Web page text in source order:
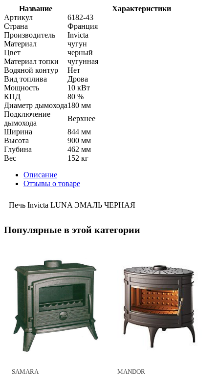
Название
Характеристики
Артикул
6182-43
Страна
Франция
Производитель
Invicta
Материал
чугун
Цвет
черный
Материал топки
чугунная
Водяной контур
Нет
Вид топлива
Дрова
Мощность
10 кВт
КПД
80 %
Диаметр дымохода180 мм
Подключение
дымохода
Верхнее
Ширина
844 мм
Высота
900 мм
Глубина
462 мм
Вес
152 кг
Описание
Отзывы о товаре
Печь Invicta LUNA ЭМАЛЬ ЧЕРНАЯ
Популярные в этой категории
SAMARA MANDOR